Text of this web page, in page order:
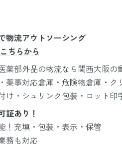
物流アウトソーシング
ちらから
薬部外品の物流なら関西大阪の
薬事対応倉庫・危険物倉庫・ク
け・シュリンク包装・ロット印
証あり！
！充填・包装・表示・保管
務も対応